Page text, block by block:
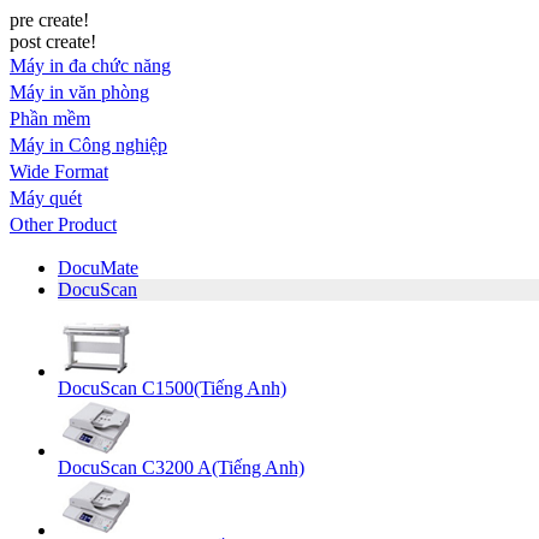
pre create!
post create!
Máy in đa chức năng
Máy in văn phòng
Phần mềm
Máy in Công nghiệp
Wide Format
Máy quét
Other Product
DocuMate
DocuScan
DocuScan C1500(Tiếng Anh)
DocuScan C3200 A(Tiếng Anh)